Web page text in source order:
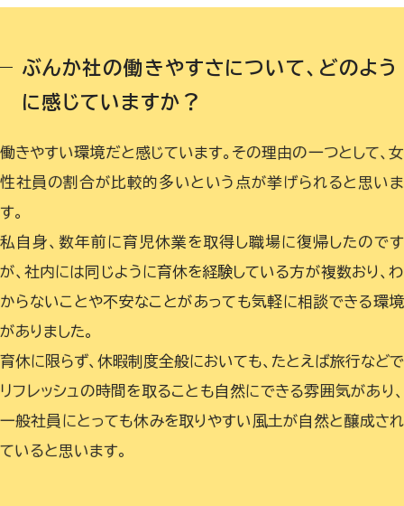
ぶんか社の働きやすさについて、どのよう
に感じていますか？
働きやすい環境だと感じています。その理由の一つとして、女
性社員の割合が比較的多いという点が挙げられると思いま
す。
私自身、数年前に育児休業を取得し職場に復帰したのです
が、社内には同じように育休を経験している方が複数おり、わ
からないことや不安なことがあっても気軽に相談できる環境
がありました。
育休に限らず、休暇制度全般においても、たとえば旅行などで
リフレッシュの時間を取ることも自然にできる雰囲気があり、
一般社員にとっても休みを取りやすい風土が自然と醸成され
ていると思います。